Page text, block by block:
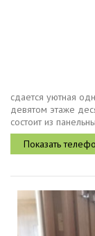
сдается уютная
девятом этаже
состоит из
одного человека
удобном...